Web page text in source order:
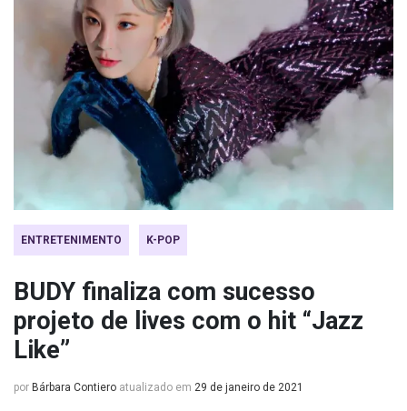
ENTRETENIMENTO K-POP
BUDY finaliza com sucesso
projeto de lives com o hit “Jazz
Like”
por Bárbara Contiero atualizado em 29 de janeiro de 2021